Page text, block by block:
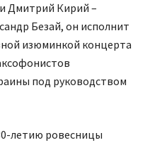
Дмитрий Кирий –
Безай, он исполнит
изюминкой концерта
под руководством
летию ровесницы